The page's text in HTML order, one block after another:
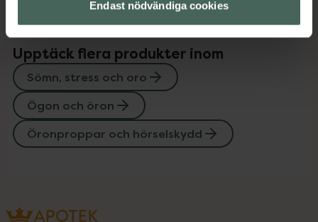
Endast nödvändiga cookies
Upptäck flera produkter inom
Sömn, stress och oro
Ögon och öron
Öronproppar och hörselskydd